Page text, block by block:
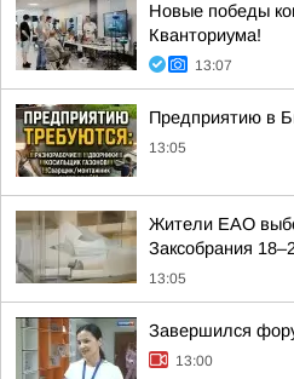
Новые победы
Кванториума!
13:07
Предприятию в
13:05
Жители ЕАО
Заксобрания
13:05
Завершился
13:00